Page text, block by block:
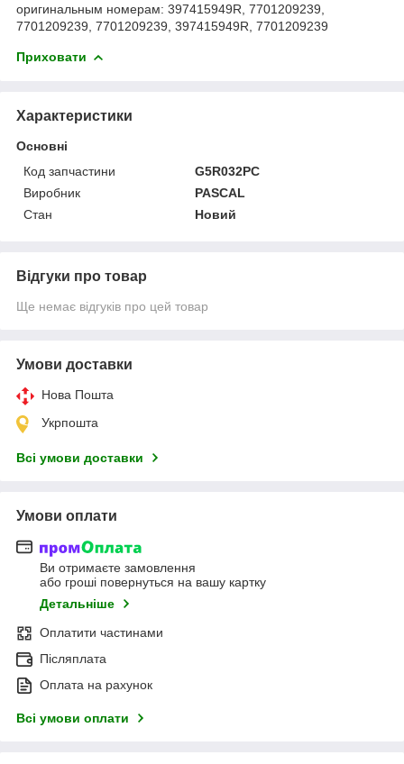
оригинальным номерам: 397415949R, 7701209239,
7701209239, 7701209239, 397415949R, 7701209239
Приховати
Характеристики
Основні
Код запчастини
G5R032PC
Виробник
PASCAL
Стан
Новий
Відгуки про товар
Ще немає відгуків про цей товар
Умови доставки
Нова Пошта
Укрпошта
Всі умови доставки
Умови оплати
Ви отримаєте замовлення
або гроші повернуться на вашу картку
Детальніше
Оплатити частинами
Післяплата
Оплата на рахунок
Всі умови оплати